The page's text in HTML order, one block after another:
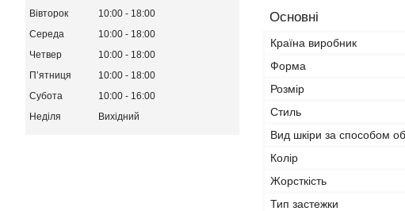
Основні
Країна виробник
Форма
Розмір
Стиль
Вид шкіри за способом
Колір
Жорсткість
Тип застежки
Вівторок
10:00
18:00
Середа
10:00
18:00
Четвер
10:00
18:00
Пʼятниця
10:00
18:00
Субота
10:00
16:00
Неділя
Вихідний